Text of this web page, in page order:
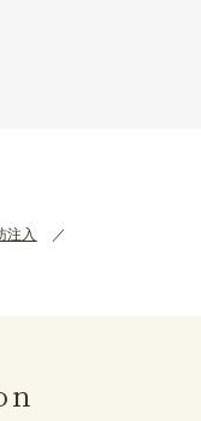
注入